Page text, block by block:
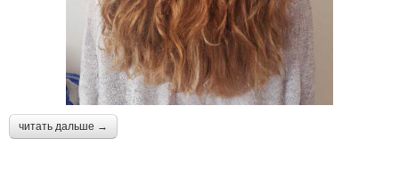
читать дальше →